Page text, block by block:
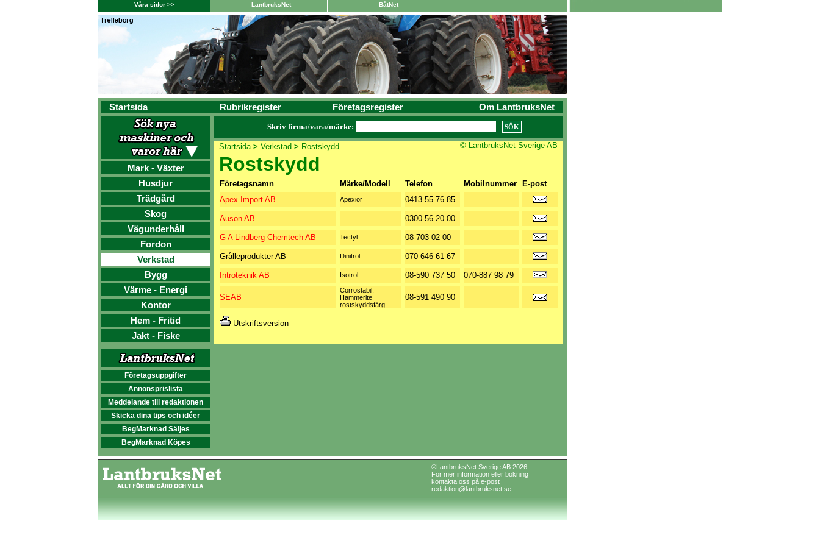
Våra sidor >> LantbruksNet BåtNet
Startsida Rubrikregister Företagsregister Om LantbruksNet
Mark - Växter
Husdjur
Trädgård
Skog
Vägunderhåll
Fordon
Verkstad
Bygg
Värme - Energi
Kontor
Hem - Fritid
Jakt - Fiske
Företagsuppgifter
Annonsprislista
Meddelande till redaktionen
Skicka dina tips och idéer
BegMarknad Säljes
BegMarknad Köpes
Skriv firma/vara/märke:
Startsida> Verkstad > Rostskydd © LantbruksNet Sverige AB
Rostskydd
Företagsnamn Märke/Modell Telefon Mobilnummer
E-post
Apex Import AB
Apexior 0413-55 76 85
Auson AB 0300-56 20 00
G A Lindberg Chemtech AB Tectyl 08-703 02 00
Grålleprodukter AB Dinitrol 070-646 61 67
Introteknik AB Isotrol 08-590 737 50 070-887 98 79
SEAB
Corrostabil,
Hammerite
rostskyddsfärg
08-591 490 90
Utskriftsversion
©LantbruksNet Sverige AB 2026
För mer information eller bokning
kontakta oss på e-post
redaktion@lantbruksnet.se